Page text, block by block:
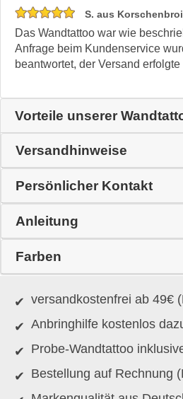
S. aus
Das Wandtattoo war wie
Anfrage beim Kundenservice
beantwortet, der Versand
Vorteile unserer
Versandhinweise
Persönlicher Kontakt
Anleitung
Farben
versandkostenfrei ab 49€
Anbringhilfe kostenlos
Probe-Wandtattoo
Bestellung auf Rechnung